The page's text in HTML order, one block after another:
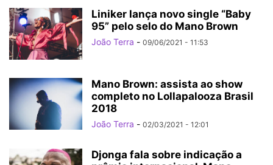
Liniker lança novo single “Baby
95” pelo selo do Mano Brown
João Terra - 09/06/2021 - 11:53
Mano Brown: assista ao show
completo no Lollapalooza Brasil
2018
João Terra - 02/03/2021 - 12:01
Djonga fala sobre indicação a